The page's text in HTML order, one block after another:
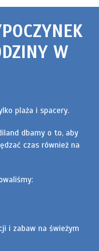
W
plaża i spacery.
dbamy o to, aby
czas również na
i zabaw na świeżym